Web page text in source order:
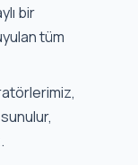
bir
tüm